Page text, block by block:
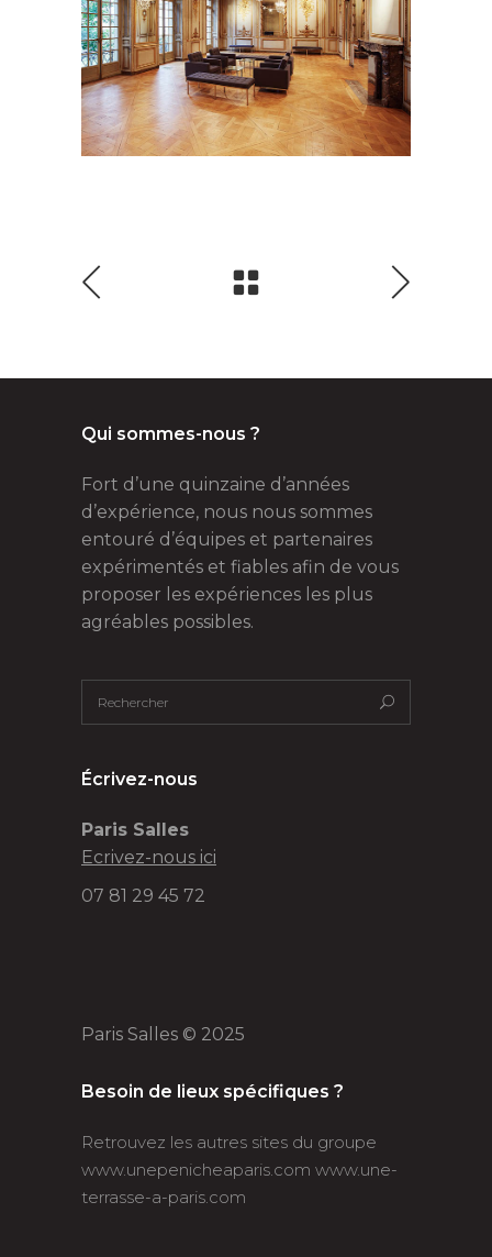
PAVILLON DEBILLY
Qui sommes-nous ?
Fort d’une quinzaine d’années
d’expérience, nous nous sommes
entouré d’équipes et partenaires
expérimentés et fiables afin de vous
proposer les expériences les plus
agréables possibles.
Écrivez-nous
Paris Salles
Ecrivez-nous ici
07 81 29 45 72
Paris Salles © 2025
Besoin de lieux spécifiques ?
Retrouvez les autres sites du groupe
www.unepenicheaparis.com www.une-
terrasse-a-paris.com